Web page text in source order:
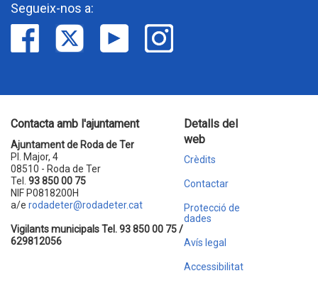
Segueix-nos a:
Contacta amb l'ajuntament
Ajuntament de Roda de Ter
Pl. Major, 4
08510 - Roda de Ter
Tel. 93 850 00 75
NIF P0818200H
a/e rodadeter@rodadeter.cat
Vigilants municipals Tel. 93 850 00 75 /
629812056
Detalls del
web
Crèdits
Contactar
Protecció de
dades
Avís legal
Accessibilitat